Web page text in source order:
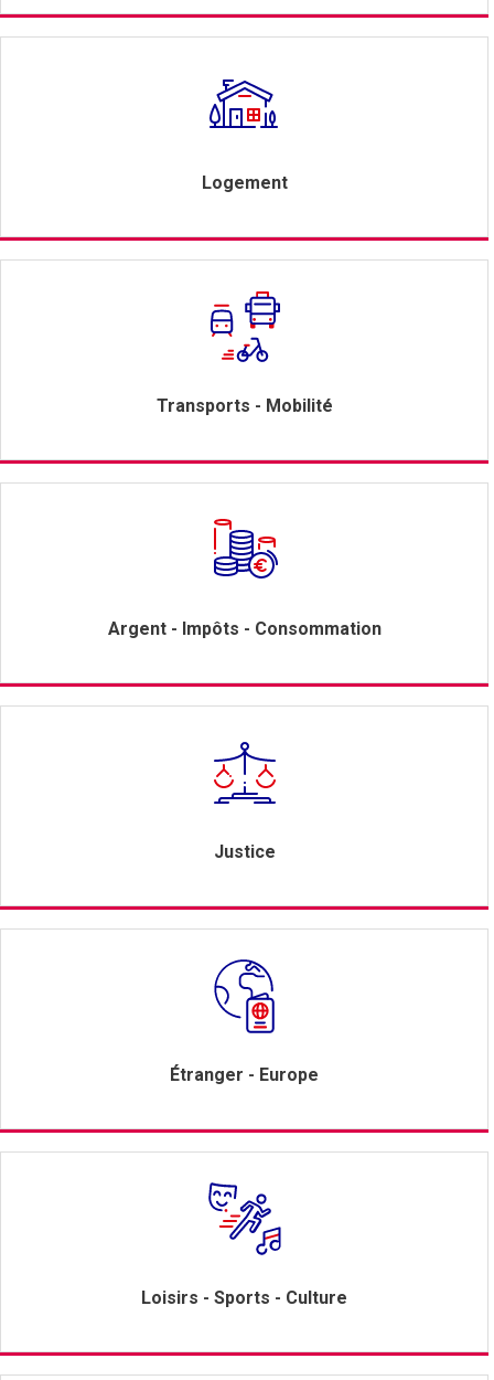
Logement
Transports - Mobilité
Argent - Impôts - Consommation
Justice
Étranger - Europe
Loisirs - Sports - Culture